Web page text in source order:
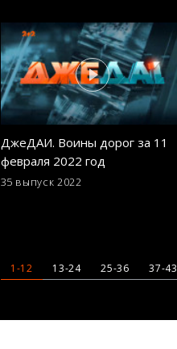
ДжеДАИ. Воины дорог за 11
февраля 2022 год
35 выпуск 2022
1-12 13-24 25-36 37-43